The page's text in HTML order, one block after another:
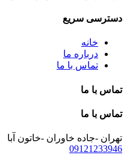
دسترسی سریع
خانه
درباره ما
تماس با ما
تماس با ما
تماس با ما
تهران -جاده خاوران -خاتون آباد-
09121233946